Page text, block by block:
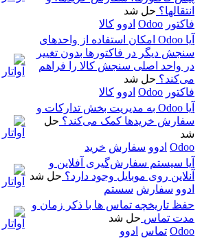
انتقالها؟ حل شد
فاکتور Odoo ادوو کالا
آیا Odoo امکان استفاده از واحدهای
سنجش دیگر در فاکتورها بدون تغییر
در واحد اصلی سنجش کالا را فراهم
می‌کند؟ حل شد
فاکتور Odoo ادوو کالا
آیا Odoo به مدیریت بخش تدارکات و
سفارش خریدها کمک می‌کند؟ حل
شد
Odoo ادوو سفارش خرید
آیا سیستم سفارش‌گیری آفلاین و
آنلاین روی موبایل وجود دارد؟ حل شد
ادوو سفارش سستم
حفظ تاریخچه تماس ها با ذکر زمان و
مدت تماس حل شد
Odoo تماس ادوو